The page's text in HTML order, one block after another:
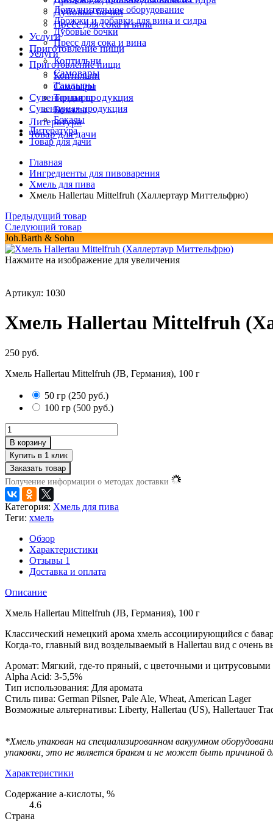
Дубовые бочки
Пресс для сока и вина
Услуги
Приготовление пищи
Коптильни
Самовары
Тандыры
Сувенирная продукция
Бокалы
Литература
Товар для дачи
Дополнительное оборудование
Дрожжи и добавки для вина и сидра
Дубовые бочки
Пресс для сока и вина
Услуги
Приготовление пищи
Коптильни
Самовары
Тандыры
Сувенирная продукция
Бокалы
Литература
Товар для дачи
Главная
Ингредиенты для пивоварения
Хмель для пива
Хмель Hallertau Mittelfruh (Халлертаур Миттельфрю)
Предыдущий товар
Следующий товар
Joh.Barth & Sohn
Нажмите на изображение для увеличения
Артикул: 1030
Хмель Hallertau Mittelfruh
250 руб.
Хмель Hallertau Mittelfruh (JB, Германия), 100 г
50 гр (250 руб.)
100 гр (500 руб.)
В корзину
Заказать товар
Получение информации о методах доставки
Категория: Хмель для пива
Теги: хмель
Обзор
Характеристики
Отзывы 1
Доставка и оплата
Описание
Хмель Hallertau Mittelfruh (JB, Германия), 100 г
Классический немецкий арома хмель ассоциирующийся с
Когда-то, главный вид возделываемый в Hallertau вид с
Аромат: Мягкий, где-то пряный, с цветочными и цитрусовыми
Alpha Acid: 3-5,5%
Тип использования: Для аромата
Стиль пива: German Pilsner, Pale Ale, Wheat, American Lager
Возможные альтернативы: Liberty, Hallertau (US), Hallertauer
*Хмель упакован на специализированном вакуумном
упаковки, это не является браком и не может быть причиной
Характеристики
Содержание а-кислоты, %
4.6
Страна